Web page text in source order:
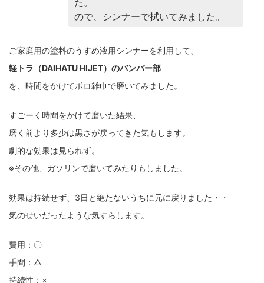
た。
ので、シンナーで拭いてみました。
ご家庭用の塗料のうすめ液用シンナーを利用して、
軽トラ（DAIHATU HIJET）のバンパー部
を、時間をかけてボロ雑巾で磨いてみました。
すごーく時間をかけて磨いた結果、
磨く前より多少は黒さが戻ってきた気もします。
劇的な効果は見られず。
※その他、ガソリンで磨いてみたりもしました。
効果は持続せず、3日と絶たないうちに元に戻りました・・
気のせいだったような気すらします。
費用：〇
手間：△
持続性：×